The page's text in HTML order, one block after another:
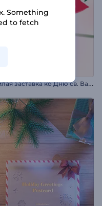
М
илая заставка ко Дню св. Валентина
Something
to fetch